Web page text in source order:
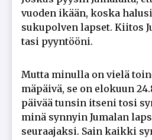
vuo­den ikään, kos­ka
su­ku­pol­ven lap­set. Kii­tos
ta­si pyyn­töö­ni.
Mut­ta mi­nul­la on vie­lä
mä­päi­vä, se on elo­kuun
päi­vää tun­sin it­se­ni tosi
minä syn­nyin Ju­ma­lan
seu­raa­jak­si. Sain kaik­ki